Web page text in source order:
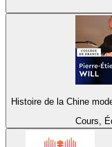
Histoire de la Chine
Cours,